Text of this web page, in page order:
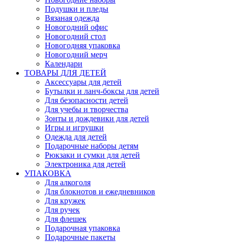
Подушки и пледы
Вязаная одежда
Новогодний офис
Новогодний стол
Новогодняя упаковка
Новогодний мерч
Календари
ТОВАРЫ ДЛЯ ДЕТЕЙ
Аксессуары для детей
Бутылки и ланч-боксы для детей
Для безопасности детей
Для учебы и творчества
Зонты и дождевики для детей
Игры и игрушки
Одежда для детей
Подарочные наборы детям
Рюкзаки и сумки для детей
Электроника для детей
УПАКОВКА
Для алкоголя
Для блокнотов и ежедневников
Для кружек
Для ручек
Для флешек
Подарочная упаковка
Подарочные пакеты